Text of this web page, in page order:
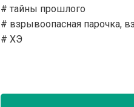
# тайны прошлого
# взрывоопасная парочка,
# ХЭ